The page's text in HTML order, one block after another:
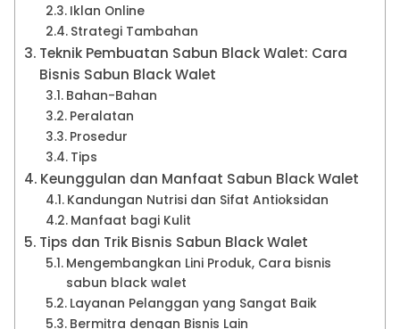
Iklan Online
Strategi Tambahan
Teknik Pembuatan Sabun Black Walet: Cara
Bisnis Sabun Black Walet
Bahan-Bahan
Peralatan
Prosedur
Tips
Keunggulan dan Manfaat Sabun Black Walet
Kandungan Nutrisi dan Sifat Antioksidan
Manfaat bagi Kulit
Tips dan Trik Bisnis Sabun Black Walet
Mengembangkan Lini Produk, Cara bisnis
sabun black walet
Layanan Pelanggan yang Sangat Baik
Bermitra dengan Bisnis Lain